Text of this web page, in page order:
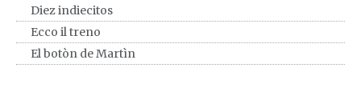
Diez indiecitos
Ecco il treno
El botòn de Martìn